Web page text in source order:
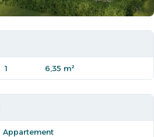
1 6,35 m²
Appartement